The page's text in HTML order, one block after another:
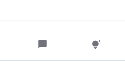
chat_bubble tips_and_updates